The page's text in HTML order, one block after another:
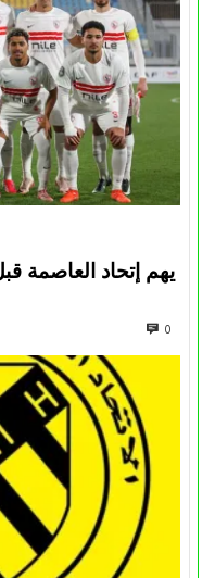
يهم إتحاد العاصمة
0